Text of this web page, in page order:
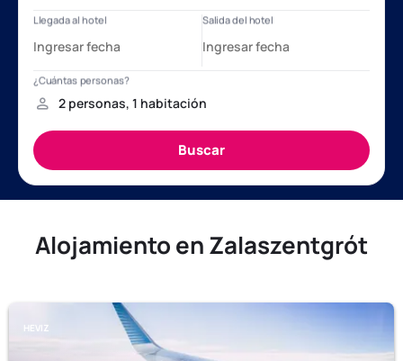
Alojamiento en Zalaszentgrót
HEVIZ